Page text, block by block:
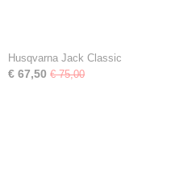
Husqvarna Jack Classic
€ 67,50 € 75,00